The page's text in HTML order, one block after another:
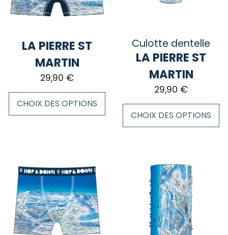
LA PIERRE ST
MARTIN
29,90 €
CHOIX DES OPTIONS
plusieurs
variations.
Les
options
peuvent
être
Culotte dentelle
LA PIERRE ST
MARTIN
29,90 €
CHOIX DES OPTIONS
plusieurs
variations.
options
peuvent